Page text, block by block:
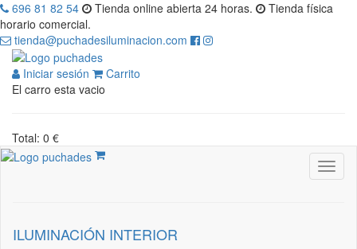
696 81 82 54 Tienda online abierta 24 horas.
Tienda física
horario comercial.
tienda@puchadesiluminacion.com
Iniciar sesión
Carrito
El carro esta vacio
Total: 0 €
ILUMINACIÓN INTERIOR